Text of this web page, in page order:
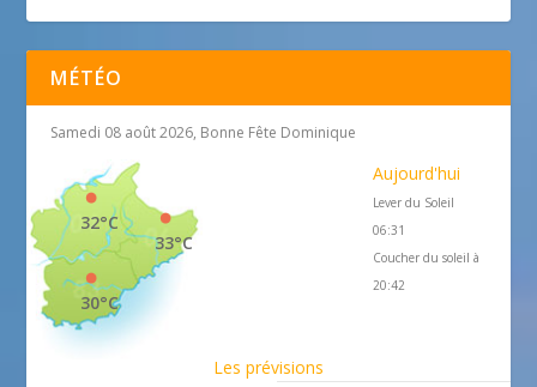
MÉTÉO
Samedi 08 août 2026, Bonne Fête Dominique
33°C
32°C
30°C
Aujourd'hui
Lever du Soleil
06:31
Coucher du soleil à
20:42
Les prévisions